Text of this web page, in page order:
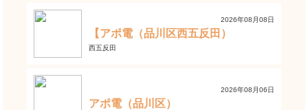
2026年08月08日
【アポ電（品川区西五反田）
西五反田
2026年08月06日
アポ電（品川区）